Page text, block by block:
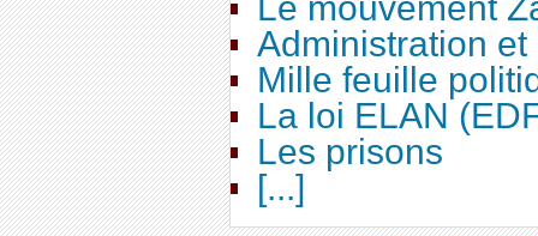
Administration
Mille feuille
La loi ELAN
Les prisons
[...]